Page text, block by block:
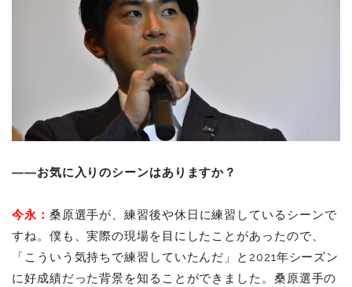
――お気に入りのシーンはありますか？
今永： 桑原選手が、練習後や休日に練習しているシーンで
すね。僕も、実際の現場を目にしたことがあったので、
「こういう気持ちで練習していたんだ」と2021年シーズン
に好成績だった背景を知ることができました。桑原選手の